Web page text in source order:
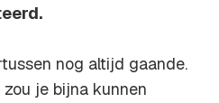
nog altijd gaande.
je bijna kunnen